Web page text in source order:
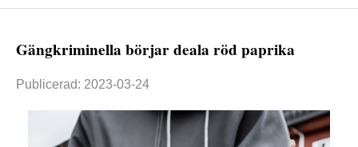
Gängkriminella börjar deala röd paprika
Publicerad: 2023-03-24